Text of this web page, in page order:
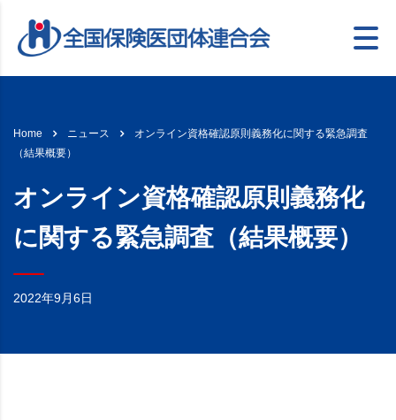
Home ニュース
オンライン資格確認原則義務化に関する緊急調査
（結果概要）
オンライン資格確認原則義務化
に関する緊急調査（結果概要）
2022年9月6日